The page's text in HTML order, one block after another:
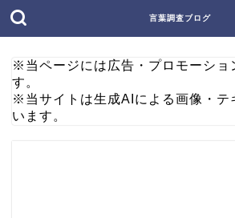
言葉調査ブログ
※当ページには広告・プロモーショ
す。
※当サイトは生成AIによる画像・テ
います。